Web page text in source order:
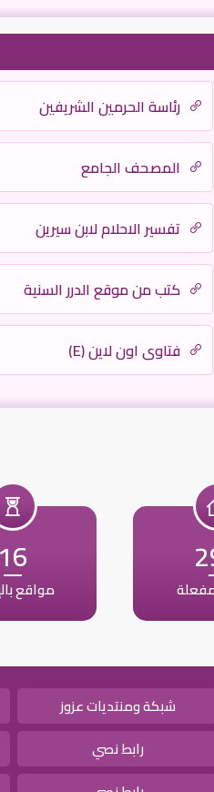
رئاسة الحرمين الشريفين
المصحف الجامع
تفسير الاحلام لابن سيرين
كتب من موقع الدرر السنية
فتاوى اون لاين (E)
16
مواقع
شبكة ومنتديات عزوز
رابط نصي